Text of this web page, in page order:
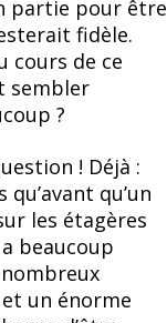
partie pour être
fidèle.
cours de ce
sembler
?
! Déjà :
qu’un
les étagères
beaucoup
nombreux
un énorme